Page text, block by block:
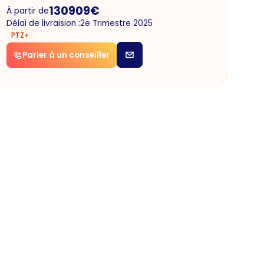
À partir de130909€
Délai de livraision :2e Trimestre 2025
PTZ+
Parler à un conseiller